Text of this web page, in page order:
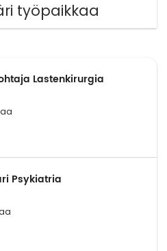
työpaikkaa
Lastenkirurgia
Psykiatria